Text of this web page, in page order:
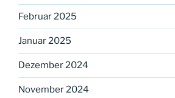
Februar 2025
Januar 2025
Dezember 2024
November 2024